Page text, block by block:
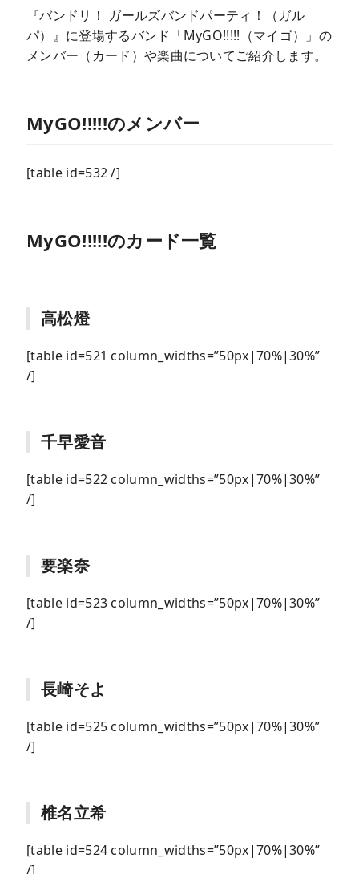
『バンドリ！ ガールズバンドパーティ！（ガル
パ）』に登場するバンド「MyGO!!!!!（マイゴ）」の
メンバー（カード）や楽曲についてご紹介します。
MyGO!!!!!のメンバー
[table id=532 /]
MyGO!!!!!のカード一覧
高松燈
[table id=521 column_widths=”50px|70%|30%”
/]
千早愛音
[table id=522 column_widths=”50px|70%|30%”
/]
要楽奈
[table id=523 column_widths=”50px|70%|30%”
/]
長崎そよ
[table id=525 column_widths=”50px|70%|30%”
/]
椎名立希
[table id=524 column_widths=”50px|70%|30%”
/]